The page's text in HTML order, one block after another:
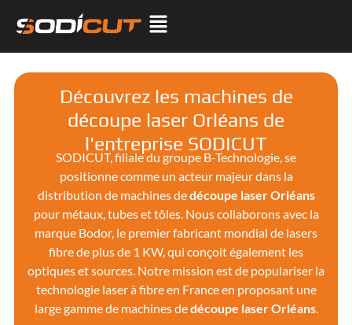
Découvrez les machines de
découpe laser Orléans de
l'entreprise SODICUT
SODICUT, filiale du groupe B-Technologie, se
positionne comme un acteur majeur dans la
distribution de machines dedécoupe laser Orléans
pour métaux, tubes et tôles. Nous collaborons avec la
marque Bodor, le premier fabricant mondial de lasers
fibre de plus de 1 KW, qui conçoit également les
optiques et sources. Notre mission est de populariser la
technologie laser à fibre en France en proposant une
large gamme de machines dedécoupe laserOrléans.